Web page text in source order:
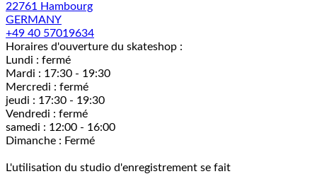
22761 Hambourg
GERMANY
+49 40 57019634
Horaires d'ouverture du skateshop :
Lundi : fermé
Mardi : 17:30 - 19:30
Mercredi : fermé
jeudi : 17:30 - 19:30
Vendredi : fermé
samedi : 12:00 - 16:00
Dimanche : Fermé
L'utilisation du studio d'enregistrement se fait